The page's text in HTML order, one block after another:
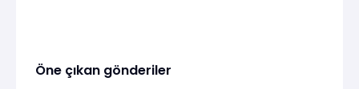
Öne çıkan gönderiler